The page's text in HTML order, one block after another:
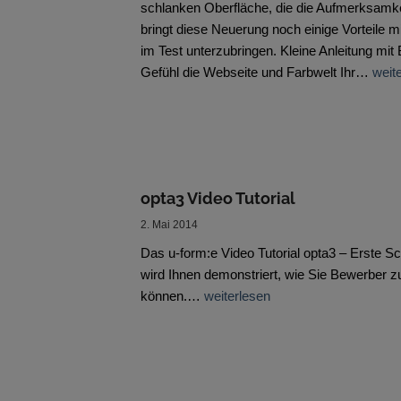
schlanken Oberfläche, die die
bringt diese Neuerung noch einige Vorteile
im Test unterzubringen. Kleine Anleitung
Gefühl die Webseite und Farbwelt Ihr…
opta3 Video Tutorial
2. Mai 2014
Das u-form:e Video Tutorial opta3 – Erste
wird Ihnen demonstriert, wie Sie Bewerber
können.… weiterlesen